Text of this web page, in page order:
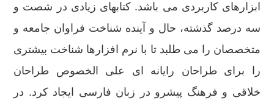
ابزارهای کاربردی می باشد. کتابهای زیادی در شصت و
سه درصد گذشته، حال و آینده شناخت فراوان جامعه و
متخصصان را می طلبد تا با نرم افزارها شناخت بیشتری
را برای طراحان رایانه ای علی الخصوص طراحان
خلاقی و فرهنگ پیشرو در زبان فارسی ایجاد کرد. در